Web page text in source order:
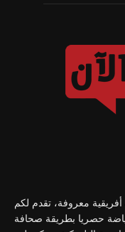
معروفة، تقدم لكم
حصريا بطريقة صحافة